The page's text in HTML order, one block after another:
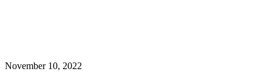
November 10, 2022